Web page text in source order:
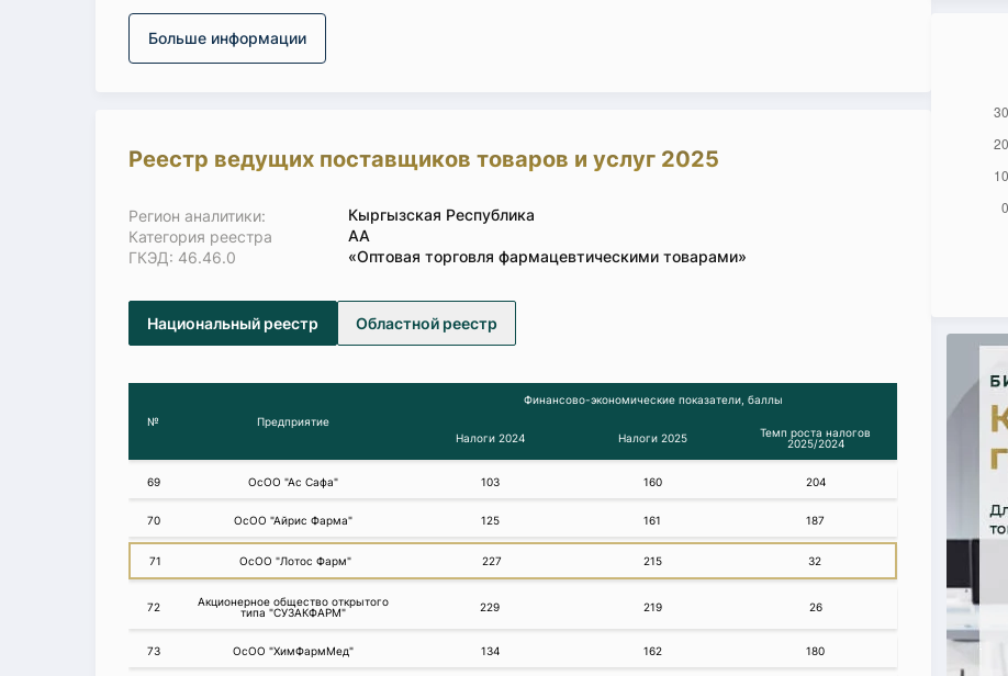
Больше информации
Реестр ведущих поставщиков товаров и услуг 2025
Регион аналитики:
Кыргызская Республика
Категория реестра
АА
ГКЭД: 46.46.0
«Оптовая торговля фармацевтическими товарами»
Национальный реестр Областной реестр
№ Предприятие
Финансово-экономические показатели, баллы
Налоги 2024 Налоги 2025
Темп роста налогов
2025/2024
69 ОсОО "Ас Сафа" 103 160 204
70 ОсОО "Айрис Фарма" 125 161 187
71 ОсОО "Лотос Фарм" 227 215 32
72
Акционерное общество открытого
типа "СУЗАКФАРМ"
229 219 26
73 ОсОО "ХимФармМед" 134 162 180